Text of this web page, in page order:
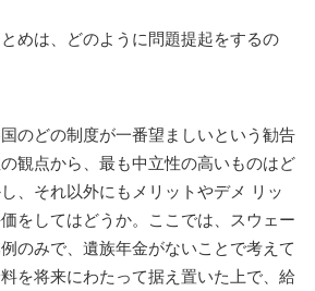
めは、どのように問題提起をするの
のどの制度が一番望ましいという勧告
観点から、最も中立性の高いものはど
、それ以外にもメリットやデメ リッ
をしてはどうか。ここでは、スウェー
のみで、遺族年金がないことで考えて
を将来にわたって据え置いた上で、給